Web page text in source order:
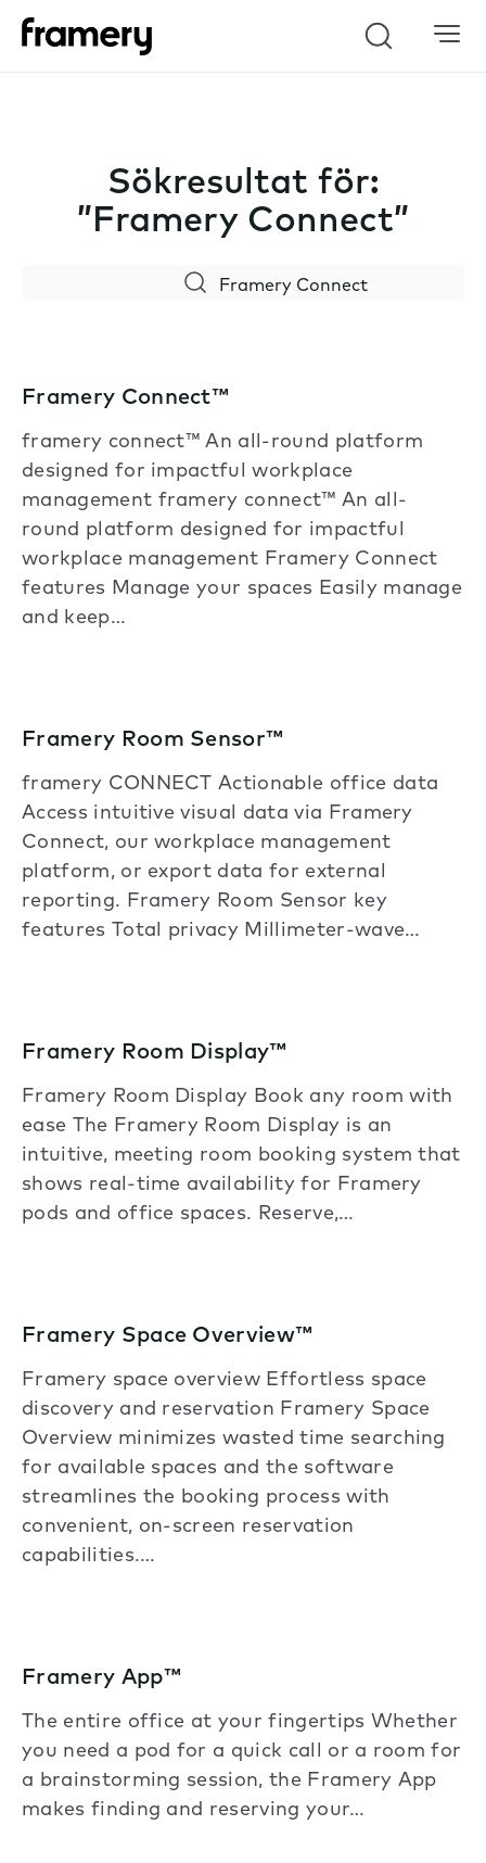
Search
Sökresultat för:
”Framery Connect”
Framery Connect™
framery connect™ An all-round platform
designed for impactful workplace
management framery connect™ An all-
round platform designed for impactful
workplace management Framery Connect
features Manage your spaces Easily manage
and keep…
Framery Room Sensor™
framery CONNECT Actionable office data
Access intuitive visual data via Framery
Connect, our workplace management
platform, or export data for external
reporting. Framery Room Sensor key
features Total privacy Millimeter-wave…
Framery Room Display™
Framery Room Display Book any room with
ease The Framery Room Display is an
intuitive, meeting room booking system that
shows real-time availability for Framery
pods and office spaces. Reserve,…
Framery Space Overview™
Framery space overview Effortless space
discovery and reservation Framery Space
Overview minimizes wasted time searching
for available spaces and the software
streamlines the booking process with
convenient, on-screen reservation
capabilities.…
Framery App™
The entire office at your fingertips Whether
you need a pod for a quick call or a room for
a brainstorming session, the Framery App
makes finding and reserving your…